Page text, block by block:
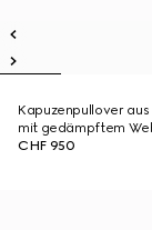
Kapuzenpullover aus
mit gedämpftem
CHF 950